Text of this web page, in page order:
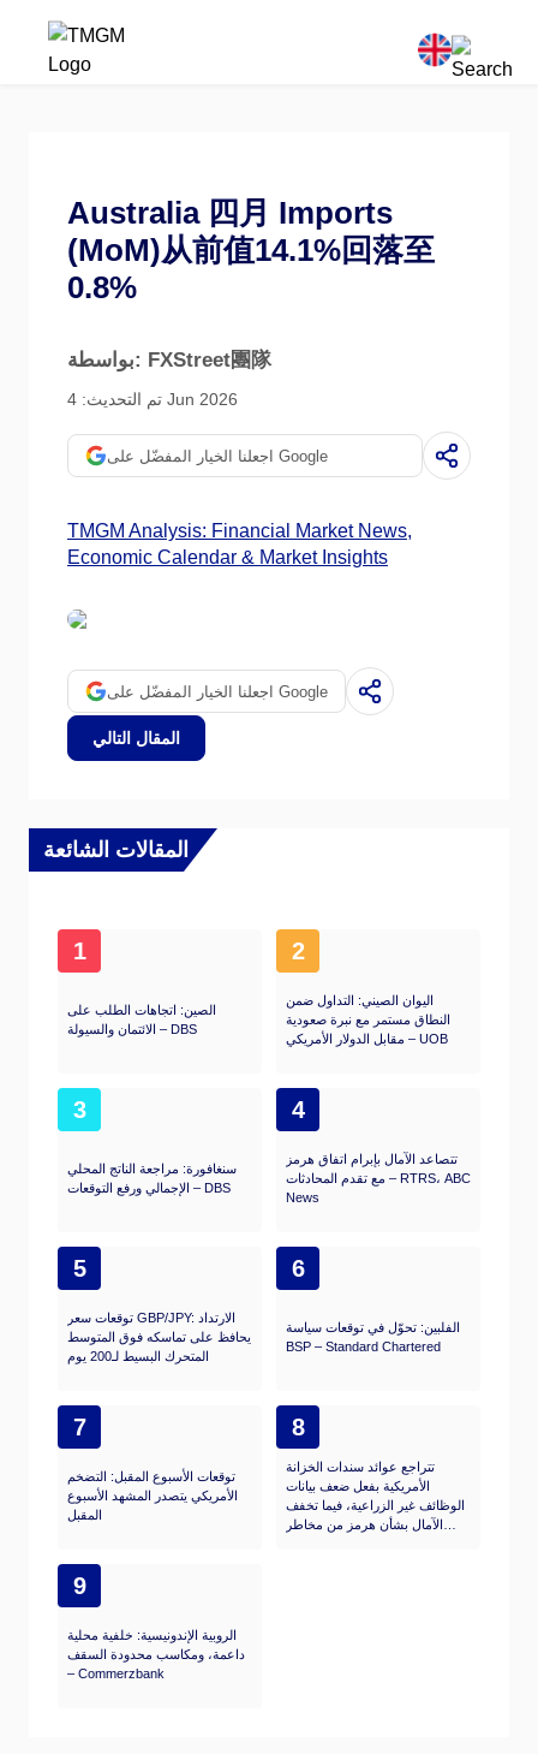
Australia 四月 Imports
(MoM)从前值14.1%回落至
0.8%
بواسطة: FXStreet團隊
تم التحديث: 4 Jun 2026
اجعلنا الخيار المفضّل على Google
TMGM Analysis: Financial Market News,
Economic Calendar & Market Insights
اجعلنا الخيار المفضّل على Google
المقال التالي
المقالات الشائعة
1
الصين: اتجاهات الطلب على
الائتمان والسيولة – DBS
2
اليوان الصيني: التداول ضمن
النطاق مستمر مع نبرة صعودية
مقابل الدولار الأمريكي – UOB
3
سنغافورة: مراجعة الناتج المحلي
الإجمالي ورفع التوقعات – DBS
4
تتصاعد الآمال بإبرام اتفاق هرمز
مع تقدم المحادثات – RTRS، ABC
News
5
توقعات سعر GBP/JPY: الارتداد
يحافظ على تماسكه فوق المتوسط
المتحرك البسيط لـ200 يوم
6
الفلبين: تحوّل في توقعات سياسة
BSP – Standard Chartered
7
توقعات الأسبوع المقبل: التضخم
الأمريكي يتصدر المشهد الأسبوع
المقبل
8
تتراجع عوائد سندات الخزانة
الأمريكية بفعل ضعف بيانات
الوظائف غير الزراعية، فيما تخفف
الآمال بشأن هرمز من مخاطر
9
الروبية الإندونيسية: خلفية محلية
داعمة، ومكاسب محدودة السقف
– Commerzbank